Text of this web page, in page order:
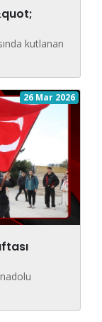
kutlanan
26 Mar 2026